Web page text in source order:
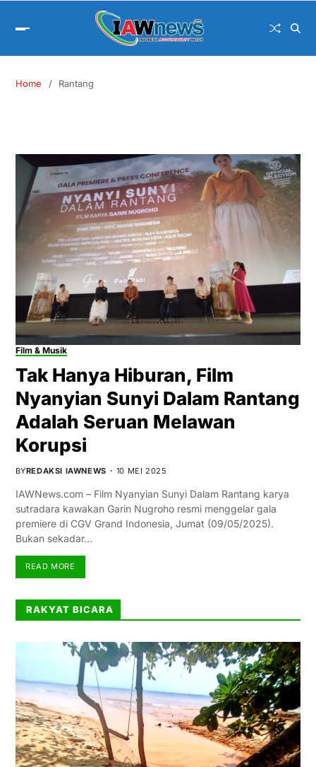
Home Rantang
Film & Musik
Tak Hanya Hiburan, Film
Nyanyian Sunyi Dalam Rantang
Adalah Seruan Melawan
Korupsi
BYREDAKSI IAWNEWS 10 MEI 2025
IAWNews.com – Film Nyanyian Sunyi Dalam Rantang karya
sutradara kawakan Garin Nugroho resmi menggelar gala
premiere di CGV Grand Indonesia, Jumat (09/05/2025).
Bukan sekadar…
READ MORE
RAKYAT BICARA